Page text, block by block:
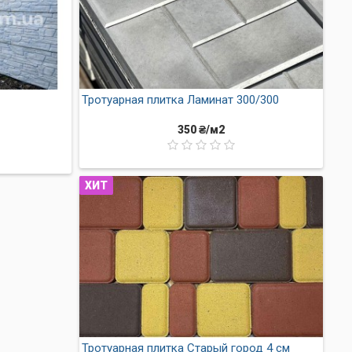
с высокими
и однородная, на ней
Тротуарная плитка Ламинат 300/300
350 ₴/м2
ХИТ
Тротуарная плитка Старый город 4 см